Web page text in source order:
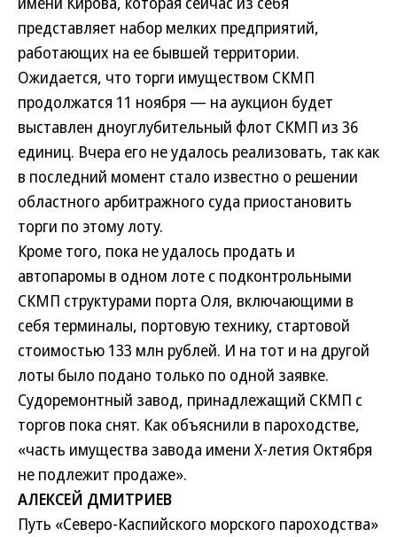
представляет набор мелких предприятий,
работающих на ее бывшей территории.
Ожидается, что торги имуществом СКМП
продолжатся 11 ноября — на аукцион будет
выставлен дноуглубительный флот СКМП из 36
единиц. Вчера его не удалось реализовать, так как
в последний момент стало известно о решении
областного арбитражного суда приостановить
торги по этому лоту.
Кроме того, пока не удалось продать и
автопаромы в одном лоте с подконтрольными
СКМП структурами порта Оля, включающими в
себя терминалы, портовую технику, стартовой
стоимостью 133 млн рублей. И на тот и на другой
лоты было подано только по одной заявке.
Судоремонтный завод, принадлежащий СКМП с
торгов пока снят. Как объяснили в пароходстве,
«часть имущества завода имени Х-летия Октября
не подлежит продаже».
АЛЕКСЕЙ ДМИТРИЕВ
Путь «Северо-Каспийского морского пароходства»